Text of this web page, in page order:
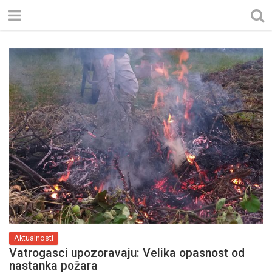
Aktualnosti
Vatrogasci upozoravaju: Velika opasnost od
nastanka požara